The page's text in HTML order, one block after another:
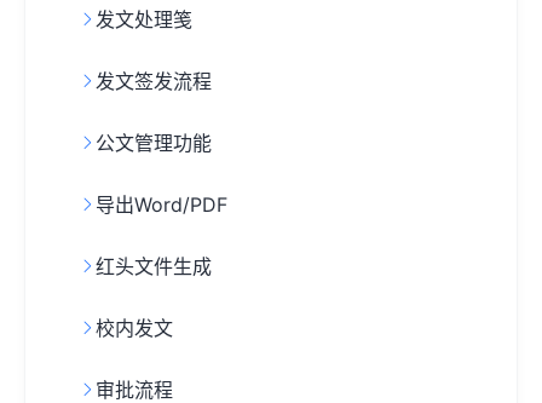
发文处理笺
发文签发流程
公文管理功能
导出Word/PDF
红头文件生成
校内发文
审批流程